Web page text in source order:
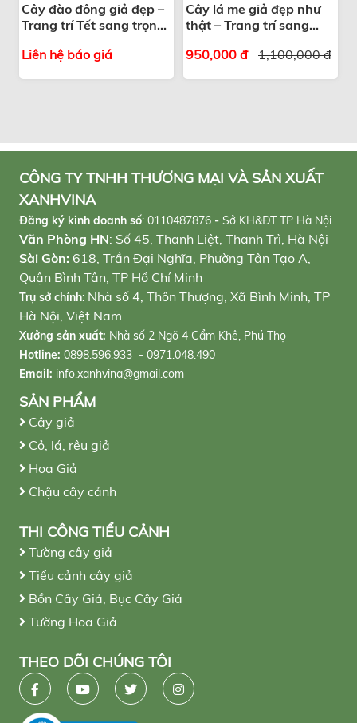
Cây đào đông giả đẹp –
Trang trí Tết sang trọng,
Liên hệ báo giá
Cây lá me giả đẹp như
thật – Trang trí sang
1,100,000 đ
950,000 đ
CÔNG TY TNHH THƯƠNG MẠI VÀ SẢN XUẤT
XANHVINA
Đăng ký kinh doanh số: 0110487876 - Sở KH&ĐT TP Hà Nội
Văn Phòng HN: Số 45, Thanh Liệt, Thanh Trì, Hà Nội
Sài Gòn: 618, Trần Đại Nghĩa, Phường Tân Tạo A,
Quận Bình Tân, TP Hồ Chí Minh
Trụ sở chính: Nhà số 4, Thôn Thượng, Xã Bình Minh, TP
Hà Nội, Việt Nam
Xưởng sản xuất: Nhà số 2 Ngõ 4 Cẩm Khê, Phú Thọ
Hotline: 0898.596.933 - 0971.048.490
Email: info.xanhvina@gmail.com
SẢN PHẨM
Cây giả
Cỏ, lá, rêu giả
Hoa Giả
Chậu cây cảnh
THI CÔNG TIỂU CẢNH
Tường cây giả
Tiểu cảnh cây giả
Bồn Cây Giả, Bục Cây Giả
Tường Hoa Giả
THEO DÕI CHÚNG TÔI